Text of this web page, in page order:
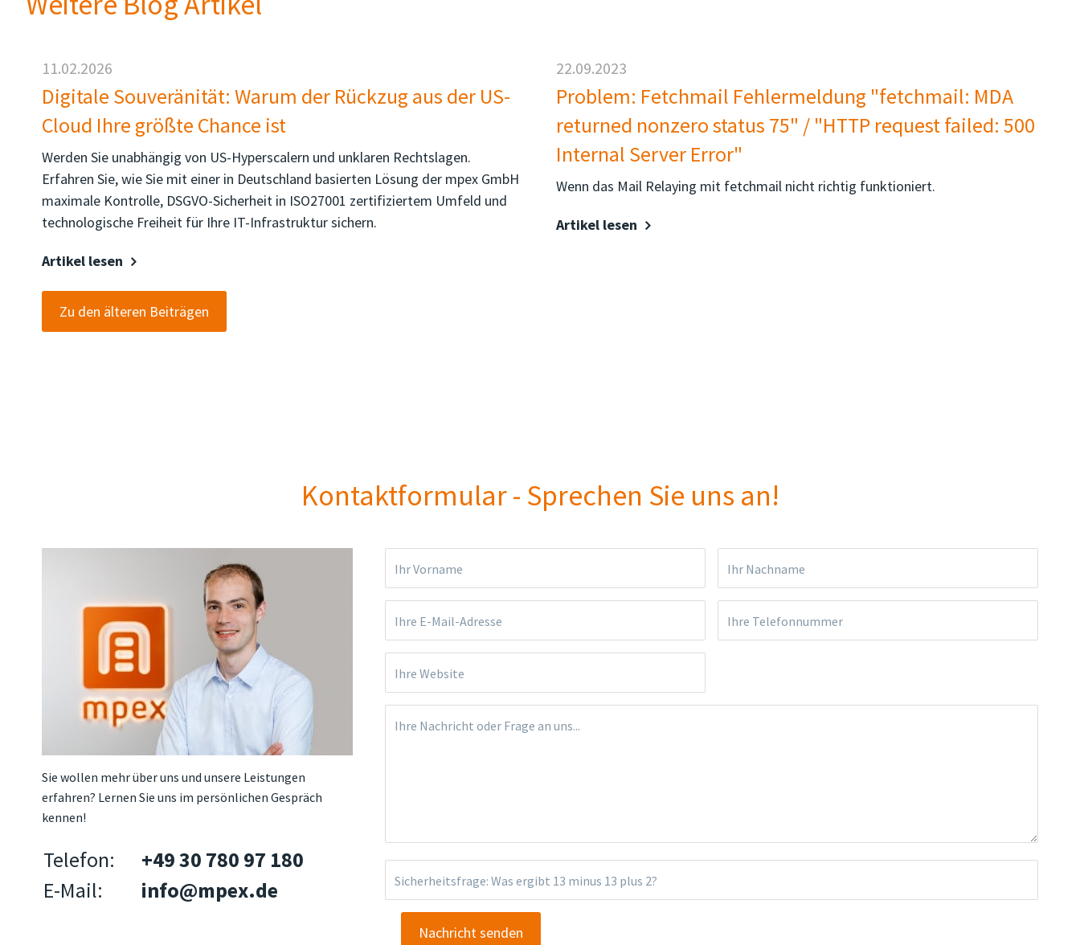
11.02.2026
Digitale Souveränität: Warum der Rückzug aus der US-
Cloud Ihre größte Chance ist
Werden Sie unabhängig von US-Hyperscalern und unklaren Rechtslagen.
Erfahren Sie, wie Sie mit einer in Deutschland basierten Lösung der mpex GmbH
maximale Kontrolle, DSGVO-Sicherheit in ISO27001 zertifiziertem Umfeld und
technologische Freiheit für Ihre IT-Infrastruktur sichern.
Artikel lesen
22.09.2023
Problem: Fetchmail Fehlermeldung "fetchmail: MDA
returned nonzero status 75" / "HTTP request failed: 500
Internal Server Error"
Wenn das Mail Relaying mit fetchmail nicht richtig funktioniert.
Artikel lesen
Zu den älteren Beiträgen
Kontaktformular - Sprechen Sie uns an!
Sie wollen mehr über uns und unsere Leistungen
erfahren? Lernen Sie uns im persönlichen Gespräch
kennen!
Telefon:
+49 30 780 97 180
E-Mail:
info@mpex.de
Ihr Vorname Ihr Nachname
Ihre E-Mail-Adresse Ihre Telefonnummer
Ihre Website
Ihre Nachricht oder Frage an uns...
Sicherheitsfrage: Was ergibt 13 minus 13 plus 2?